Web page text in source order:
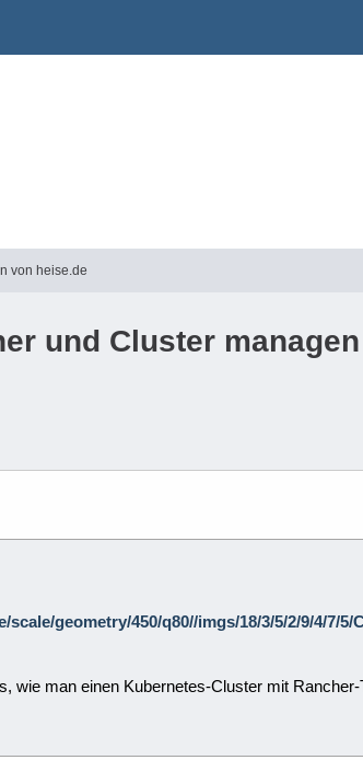
von heise.de
und Cluster
geometry/450/q80//imgs/18/3/5/2/9/4/7/
wie man einen Kubernetes-Cluster mit